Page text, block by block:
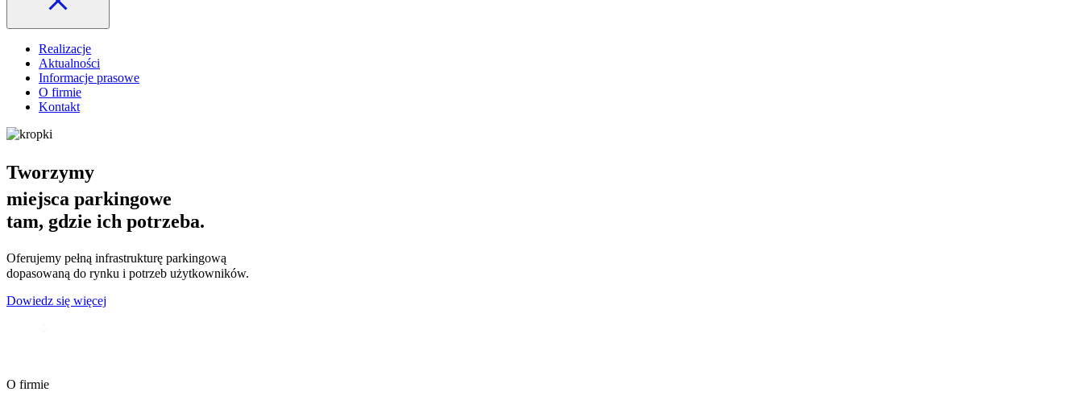
Realizacje
Aktualności
Informacje prasowe
O firmie
Kontakt
Tworzymy
miejsca parkingowe
tam, gdzie ich potrzeba.
Oferujemy pełną infrastrukturę parkingową
dopasowaną do rynku i potrzeb użytkowników.
Dowiedz się więcej
O firmie